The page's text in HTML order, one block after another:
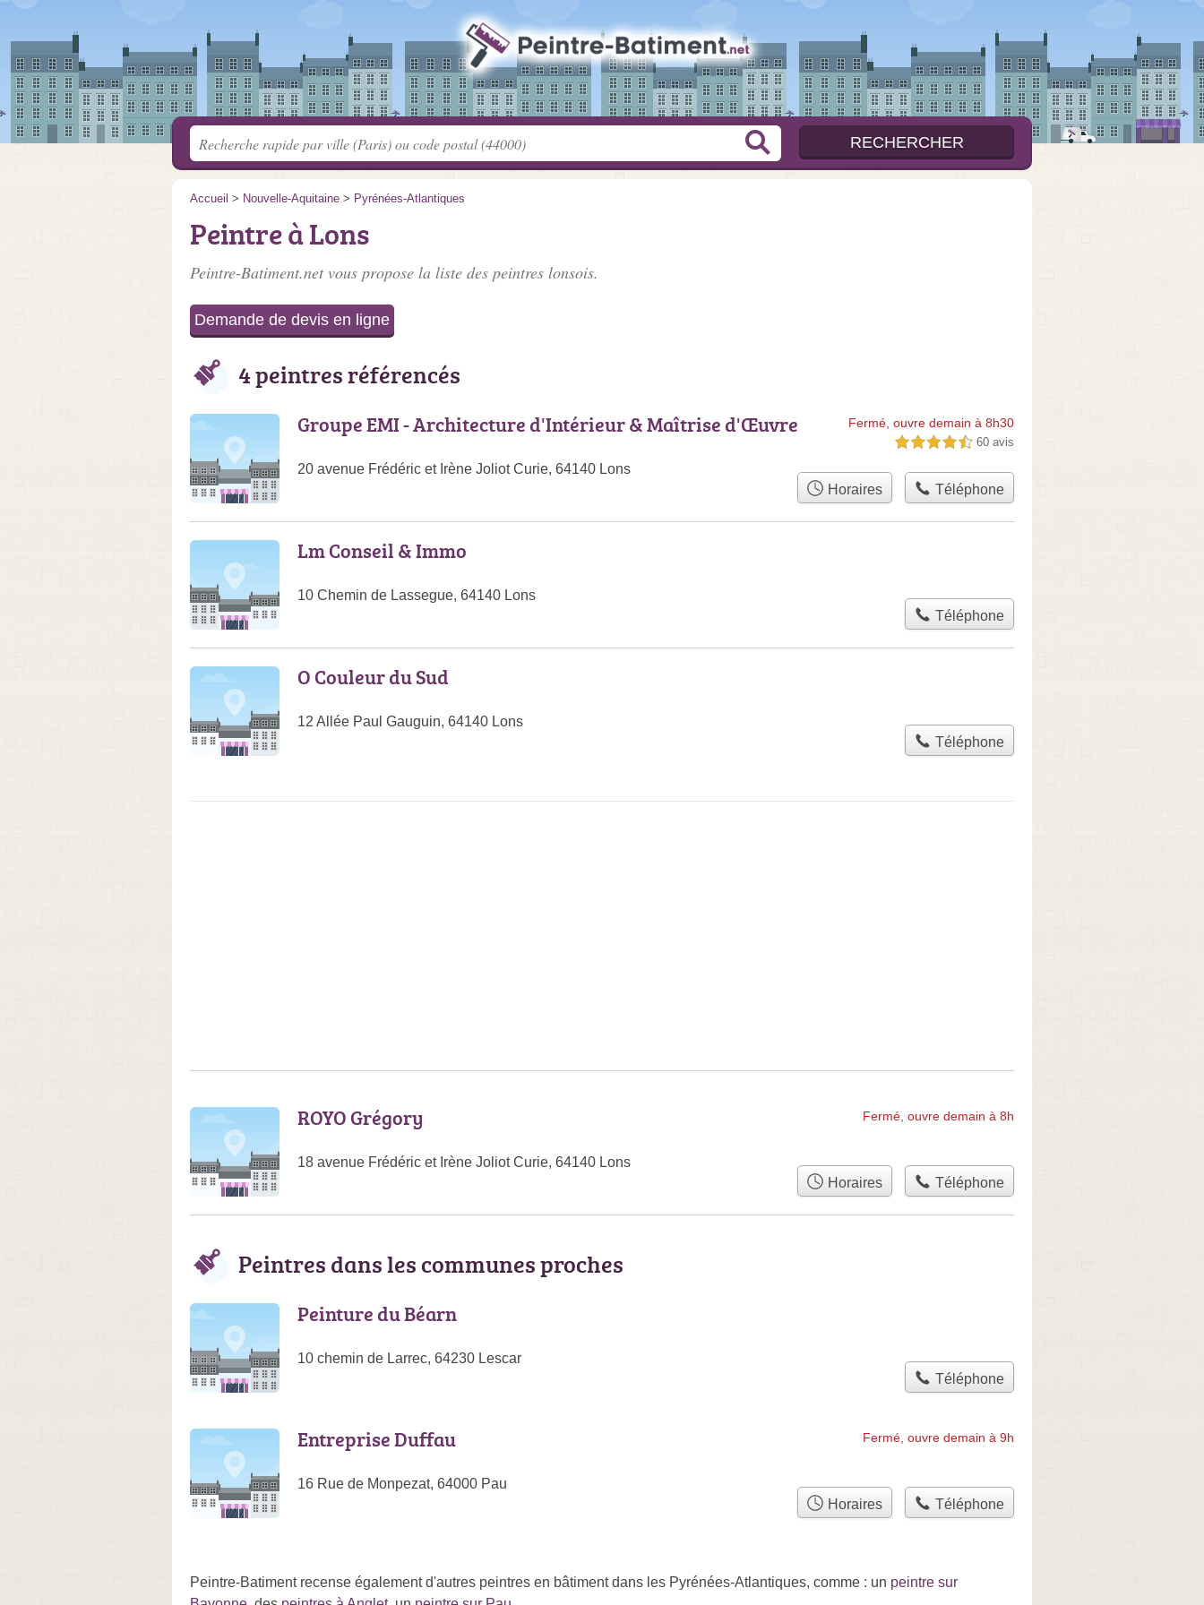
Accueil > Nouvelle-Aquitaine > Pyrénées-Atlantiques
Peintre à Lons
Peintre-Batiment.net vous propose la liste des peintres lonsois.
Demande de devis en ligne
4 peintres référencés
Groupe EMI - Architecture d'Intérieur & Maîtrise d'Œuvre
20 avenue Frédéric et Irène Joliot Curie, 64140 Lons
Fermé, ouvre demain à 8h30
4,5 étoiles sur 5 60 avis
Horaires Téléphone
Lm Conseil & Immo
10 Chemin de Lassegue, 64140 Lons
Téléphone
O Couleur du Sud
12 Allée Paul Gauguin, 64140 Lons
Téléphone
ROYO Grégory
18 avenue Frédéric et Irène Joliot Curie, 64140 Lons
Fermé, ouvre demain à 8h
Horaires Téléphone
Peintres dans les communes proches
Peinture du Béarn
10 chemin de Larrec, 64230 Lescar
Téléphone
Entreprise Duffau
16 Rue de Monpezat, 64000 Pau
Fermé, ouvre demain à 9h
Horaires Téléphone
Peintre-Batiment recense également d'autres peintres en bâtiment dans les Pyrénées-Atlantiques, comme : un peintre sur